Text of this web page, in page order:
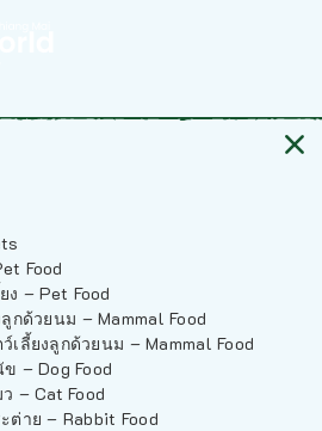
Food
ง – Pet Food
กด้วยนม – Mammal Food
เลี้ยงลูกด้วยนม – Mammal Food
– Dog Food
– Cat Food
ต่าย – Rabbit Food